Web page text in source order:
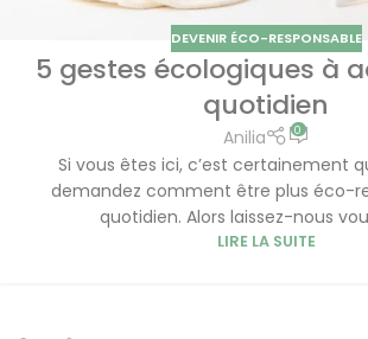
DEVENIR ÉCO-RESPONSABLE
5 gestes écologiques à
quotidien
Anilia 0
Si vous êtes ici, c’est certainement
demandez comment être plus éco-
quotidien. Alors laissez-nous
LIRE LA SUITE